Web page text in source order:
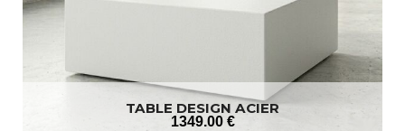
TABLE DESIGN ACIER
1349.00 €